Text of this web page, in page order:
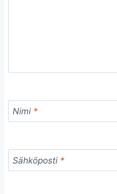
Nimi *
Sähköposti *